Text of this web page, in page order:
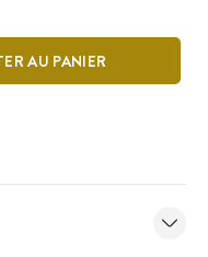
AU PANIER